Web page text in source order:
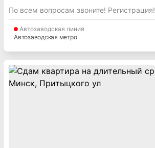
По всем вопросам звоните! Регистрация!
Автозаводская линия
Автозаводская метро